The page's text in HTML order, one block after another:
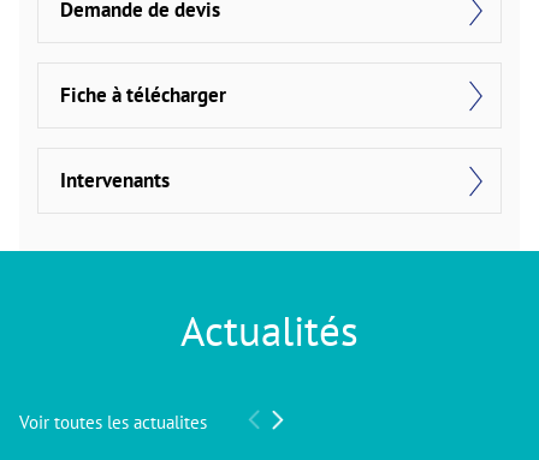
Demande de devis
Fiche à télécharger
Intervenants
Actualités
Voir toutes les actualites